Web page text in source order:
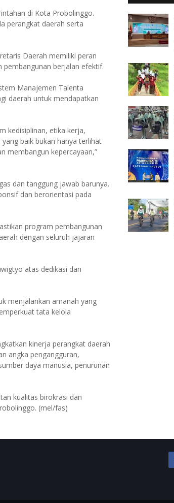
di Kota Probolinggo.
perangkat daerah serta
Daerah memiliki peran
berjalan efektif.
Manajemen Talenta
daerah untuk mendapatkan
kedisiplinan, etika kerja,
baik bukan hanya terlihat
membangun kepercayaan,”
dan tanggung jawab barunya.
dan berorientasi pada
program pembangunan
dengan seluruh jajaran
atas dedikasi dan
menjalankan amanah yang
tata kelola
kinerja perangkat daerah
angka pengangguran,
daya manusia, penurunan
kualitas birokrasi dan
(mel/fas)